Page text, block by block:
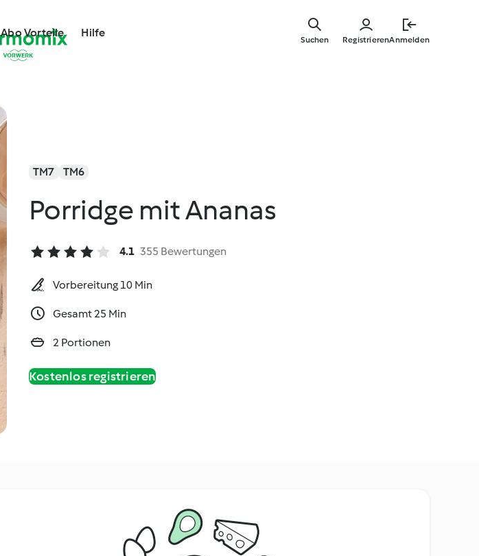
springen
Abo Vorteile Hilfe
RegistrierenAnmelden
Suchen
TM7 TM6
Porridge mit Ananas
4.1 355 Bewertungen
Vorbereitung 10 Min
Gesamt 25 Min
2 Portionen
Kostenlos registrieren